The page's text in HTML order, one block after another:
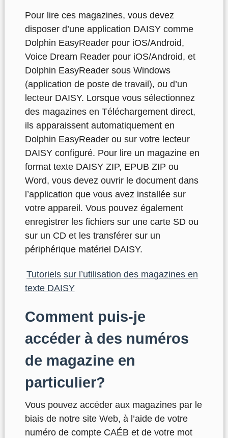
Pour lire ces magazines, vous devez
disposer d’une application DAISY comme
Dolphin EasyReader pour iOS/Android,
Voice Dream Reader pour iOS/Android, et
Dolphin EasyReader sous Windows
(application de poste de travail), ou d’un
lecteur DAISY. Lorsque vous sélectionnez
des magazines en Téléchargement direct,
ils apparaissent automatiquement en
Dolphin EasyReader ou sur votre lecteur
DAISY configuré. Pour lire un magazine en
format texte DAISY ZIP, EPUB ZIP ou
Word, vous devez ouvrir le document dans
l’application que vous avez installée sur
votre appareil. Vous pouvez également
enregistrer les fichiers sur une carte SD ou
sur un CD et les transférer sur un
périphérique matériel DAISY.
Tutoriels sur l’utilisation des magazines en
texte DAISY
Comment puis-je
accéder à des numéros
de magazine en
particulier?
Vous pouvez accéder aux magazines par le
biais de notre site Web, à l’aide de votre
numéro de compte CAÉB et de votre mot